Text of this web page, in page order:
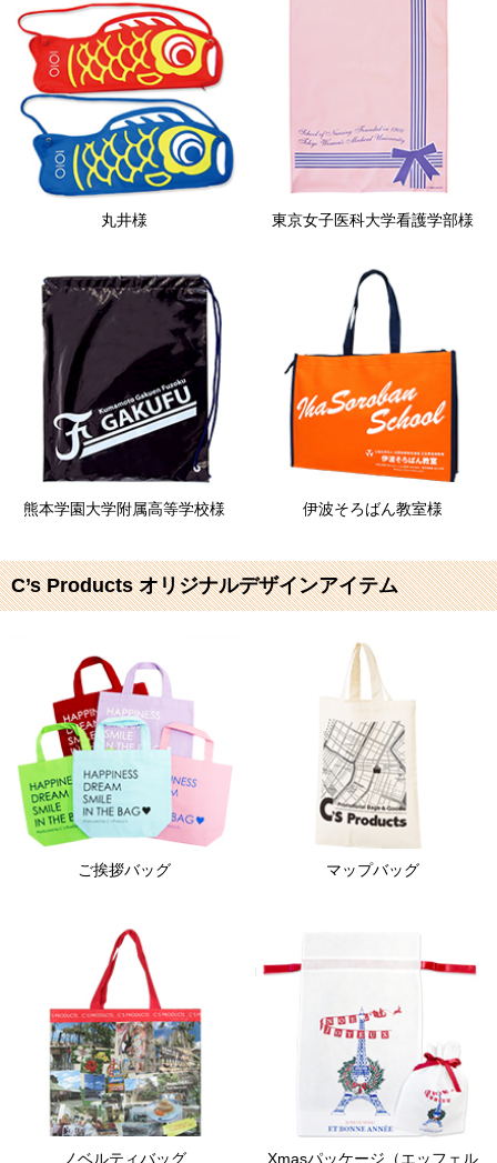
丸井様 東京女子医科大学看護学部様
熊本学園大学附属高等学校様 伊波そろばん教室様
C’s Products オリジナルデザインアイテム
ご挨拶バッグ マップバッグ
ノベルティバッグ Xmasパッケージ（エッフェル